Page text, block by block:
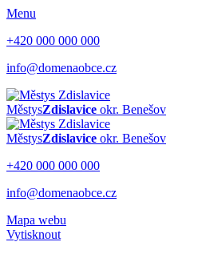
Menu
+420 000 000 000
info@domenaobce.cz
MěstysZdislavice okr. Benešov
MěstysZdislavice okr. Benešov
+420 000 000 000
info@domenaobce.cz
Mapa webu
Vytisknout